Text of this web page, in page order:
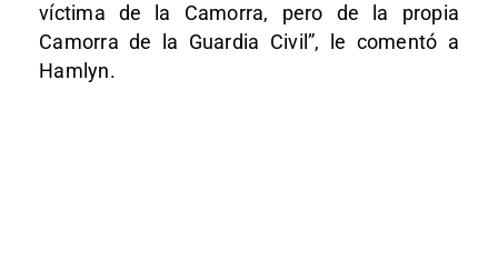
víctima de la Camorra, pero de la propia
Camorra de la Guardia Civil”, le comentó a
Hamlyn.